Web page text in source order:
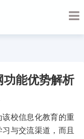
功能优势解析
校信息化教育的重
与交流渠道，而且